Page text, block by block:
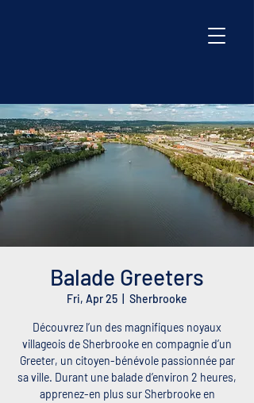
Balade Greeters
Fri, Apr 25 Sherbrooke
Découvrez l’un des magnifiques noyaux
villageois de Sherbrooke en compagnie d’un
Greeter, un citoyen-bénévole passionnée par
sa ville. Durant une balade d’environ 2 heures,
apprenez-en plus sur Sherbrooke en